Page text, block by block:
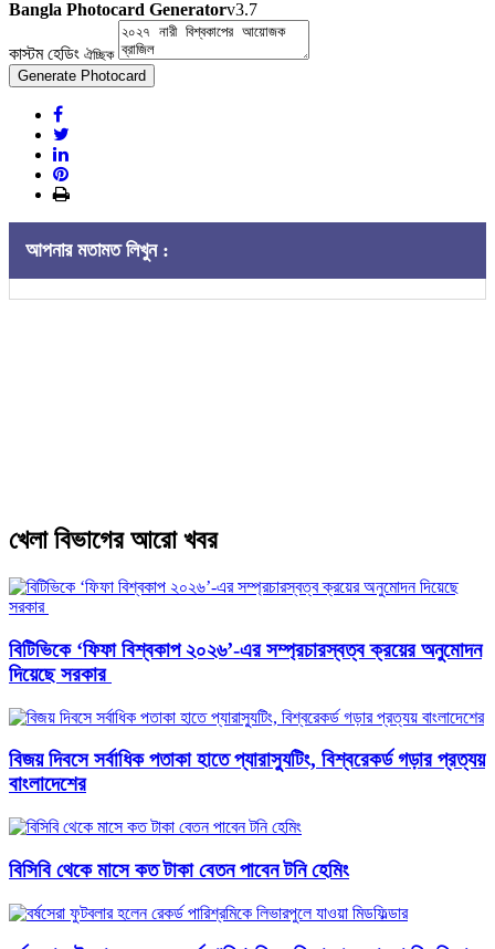
Bangla Photocard Generatorv3.7
কাস্টম হেডিং ঐচ্ছিক
Generate Photocard
আপনার মতামত লিখুন :
খেলা বিভাগের আরো খবর
বিটিভিকে ‘ফিফা বিশ্বকাপ ২০২৬’-এর সম্প্রচারস্বত্ব ক্রয়ের অনুমোদন
দিয়েছে সরকার
বিজয় দিবসে সর্বাধিক পতাকা হাতে প্যারাস্যুটিং, বিশ্বরেকর্ড গড়ার প্রত্যয়
বাংলাদেশের
বিসিবি থেকে মাসে কত টাকা বেতন পাবেন টনি হেমিং